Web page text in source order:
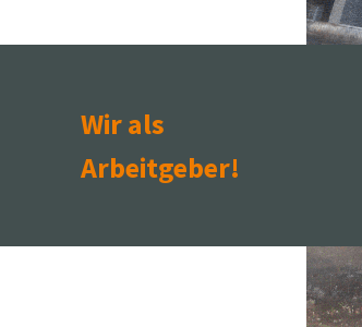
Wir als
Arbeitgeber!